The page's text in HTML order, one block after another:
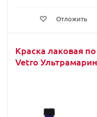
Отложить
Краска лаковая
Vetro